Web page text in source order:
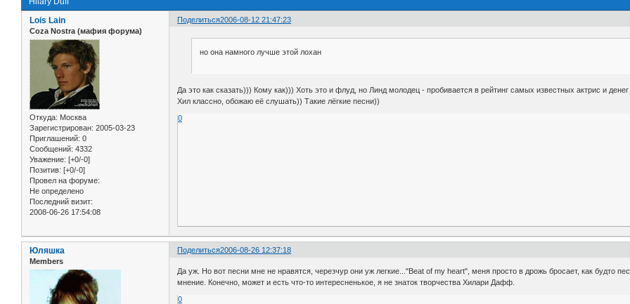
Поделиться2006-08-12 21:47:23
Lois Lain
Coza Nostra (мафия форума)
Откуда: Москва
Зарегистрирован: 2005-03-23
Приглашений: 0
Сообщений: 4332
Уважение: [+0/-0]
Позитив: [+0/-0]
Провел на форуме:
Не определено
Последний визит:
2008-06-26 17:54:08
но она намного лучше этой лохан
Да это как сказать))) Кому как))) Хоть это и флуд, но Линд молодец - пробивается в рейтинг самых известных актрис и
Хил классно, обожаю её слушать)) Такие лёгкие песни))
0
Поделиться2006-08-26 12:37:18
Юляшка
Members
Да уж. Но вот песни мне не нравятся, черезчур они уж легкие..."Beat of my heart", меня просто в дрожь бросает, как будто
мнение. Конечно, может и есть что-то интересненькое, я не знаток творчества Хилари Дафф.
0